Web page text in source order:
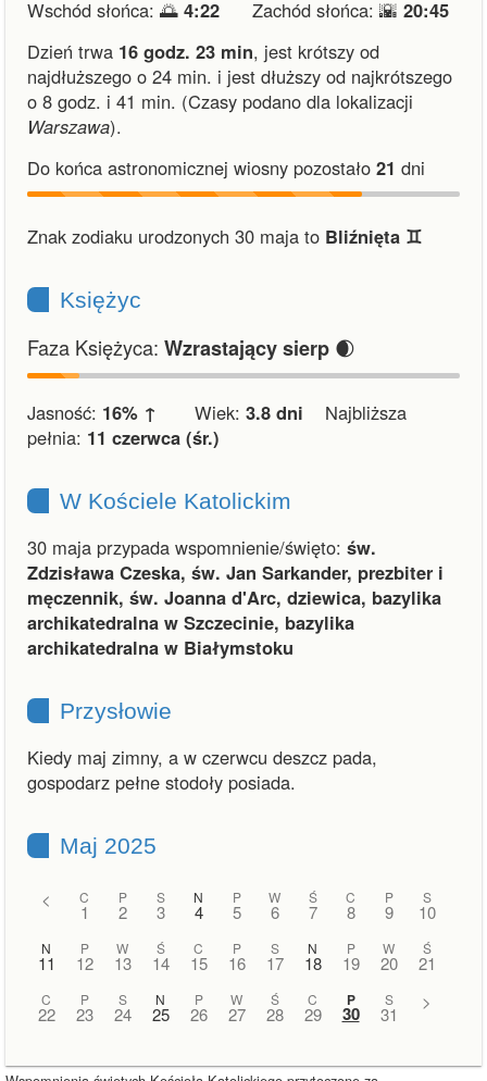
Wschód słońca: 🌅 4:22 Zachód słońca: 🌇 20:45
Dzień trwa 16 godz. 23 min, jest krótszy od
najdłuższego o 24 min. i jest dłuższy od najkrótszego
o 8 godz. i 41 min. (Czasy podano dla lokalizacji
Warszawa).
Do końca astronomicznej wiosny pozostało 21 dni
Znak zodiaku urodzonych 30 maja to Bliźnięta ♊︎
Księżyc
Faza Księżyca: Wzrastający sierp 🌒
Jasność: 16% ↑ Wiek: 3.8 dni Najbliższa
pełnia: 11 czerwca (śr.)
W Kościele Katolickim
30 maja przypada wspomnienie/święto: św.
Zdzisława Czeska, św. Jan Sarkander, prezbiter i
męczennik, św. Joanna d'Arc, dziewica, bazylika
archikatedralna w Szczecinie, bazylika
archikatedralna w Białymstoku
Przysłowie
Kiedy maj zimny, a w czerwcu deszcz pada,
gospodarz pełne stodoły posiada.
Maj 2025
< C
1
P
2
S
3
N
4
P
5
W
6
Ś
7
C
8
P
9
S
10
N
11
P
12
W
13
Ś
14
C
15
P
16
S
17
N
18
P
19
W
20
Ś
21
C
22
P
23
S
24
N
25
P
26
W
27
Ś
28
C
29
P
30
S
31
>